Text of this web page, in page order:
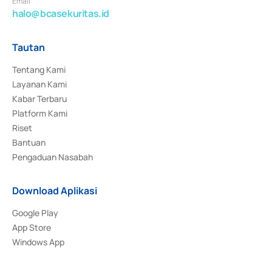
halo@bcasekuritas.id
Tautan
Tentang Kami
Layanan Kami
Kabar Terbaru
Platform Kami
Riset
Bantuan
Pengaduan Nasabah
Download Aplikasi
Google Play
App Store
Windows App